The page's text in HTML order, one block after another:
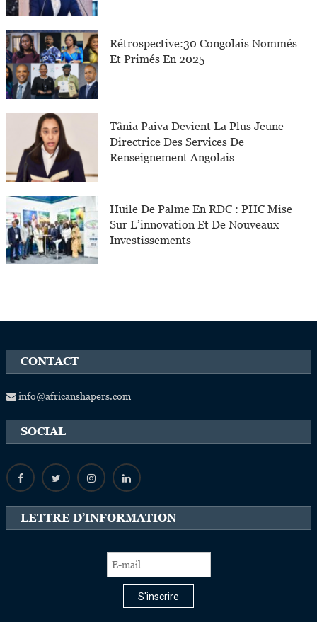
Rétrospective:30 Congolais Nommés
Et Primés En 2025
Tânia Paiva Devient La Plus Jeune
Directrice Des Services De
Renseignement Angolais
Huile De Palme En RDC : PHC Mise
Sur L’innovation Et De Nouveaux
Investissements
CONTACT
info@africanshapers.com
SOCIAL
LETTRE D’INFORMATION
S'inscrire